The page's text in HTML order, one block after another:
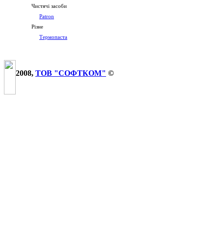
Чистячі засоби
Patron
Різне
Термопаста
2008, ТОВ "СОФТКОМ" ©